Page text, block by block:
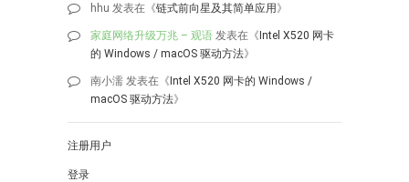
hhu 发表在《链式前向星及其简单应用》
家庭网络升级万兆 – 观语 发表在《Intel X520 网卡
的 Windows / macOS 驱动方法》
南小濡 发表在《Intel X520 网卡的 Windows /
macOS 驱动方法》
注册用户
登录